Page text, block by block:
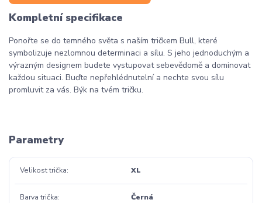
Kompletní specifikace
Ponořte se do temného světa s naším tričkem Bull, které
symbolizuje nezlomnou determinaci a sílu. S jeho jednoduchým a
výrazným designem budete vystupovat sebevědomě a dominovat
každou situaci. Buďte nepřehlédnutelní a nechte svou sílu
promluvit za vás. Býk na tvém tričku.
Parametry
Velikost trička XL
Barva trička Černá